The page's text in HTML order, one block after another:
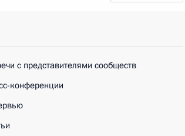
с представителями сообществ
конференции